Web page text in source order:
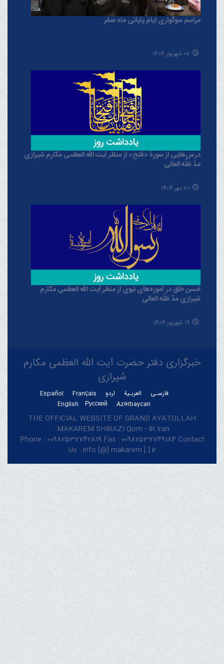
مراسم سوگواری ایام پایانی ماه صفر
02 شهریور 1404
درس‌هایی از سورۀ «فتح» از منظر آیت الله العظمی مکارم شیرازی
مدّ ظلّه العالی
20 مهر 1404
حُسن خلق در آموزه‌های نبوی از منظر آیت الله العظمی مکارم
شیرازی مدّ ظلّه العالی
19 شهریور 1404
خبرگزاری دفتر حضرت آیت الله العظمی مکارم
شیرازی
فارسـی العربـیة اردو Français
Español
Azərbaycan
Русский
English
THE OFFICIAL WEBSITE OF GRAND AYATOLLAH
MAKAREM SHIRAZI Qom - IR.Iran.
Phone : 00982537742819 Fax : 00982537749184 Contact
Us : info [@] makarem [.] ir